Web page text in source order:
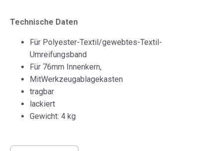
Technische Daten
Für Polyester-Textil/gewebtes-Textil-
Umreifungsband
Für 76mm Innenkern,
MitWerkzeugablagekasten
tragbar
lackiert
Gewicht: 4 kg